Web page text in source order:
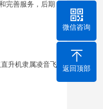
完善服务，后期
升机隶属凌音飞
微信咨询
返回顶部